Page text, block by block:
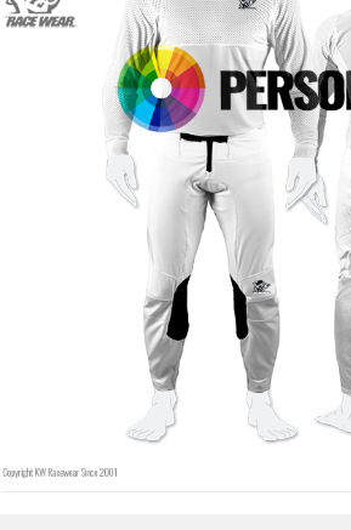
Colore di contorno
Senza contorno
INSERISCI
Colore del carattere
Colore di contorno
Senza contorno
INSERISCI